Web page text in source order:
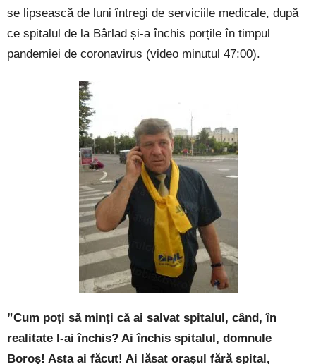
se lipsească de luni întregi de serviciile medicale, după
ce spitalul de la Bârlad și-a închis porțile în timpul
pandemiei de coronavirus (video minutul 47:00).
”Cum poți să minți că ai salvat spitalul, când, în
realitate l-ai închis? Ai închis spitalul, domnule
Boroș! Asta ai făcut! Ai lăsat orașul fără spital,